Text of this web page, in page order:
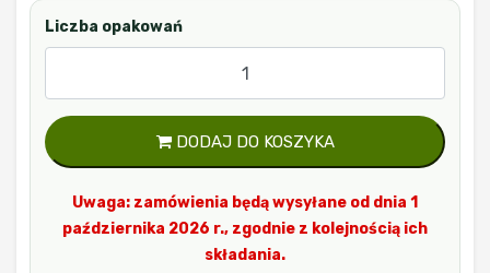
Liczba opakowań
DODAJ DO KOSZYKA
Uwaga: zamówienia będą wysyłane od dnia 1
października 2026 r., zgodnie z kolejnością ich
składania.